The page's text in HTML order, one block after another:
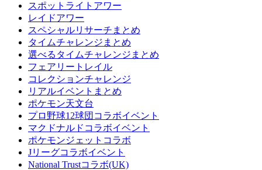
スポットライトアワー
レイドアワー
スペシャルリサーチまとめ
タイムチャレンジまとめ
選べるタイムチャレンジまとめ
フェアリートレイル
コレクションチャレンジ
リアルイベントまとめ
ポケモン天文台
プロ野球12球団コラボイベント
マクドナルドコラボイベント
ポケモンジェットコラボ
Jリーグコラボイベント
National Trustコラボ(UK)